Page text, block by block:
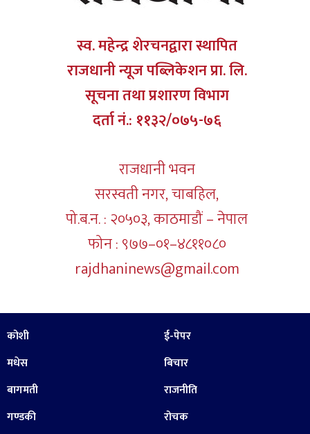
स्व. महेन्द्र शेरचनद्वारा स्थापित
राजधानी न्यूज पब्लिकेशन प्रा. लि.
सूचना तथा प्रशारण विभाग
दर्ता नं.: ११३२/०७५-७६
राजधानी भवन
सरस्वती नगर, चाबहिल,
पो.ब.न. : २०५०३, काठमाडौं – नेपाल
फोन : ९७७–०१–४८११०८०
rajdhaninews@gmail.com
कोशी
मधेस
बागमती
गण्डकी
ई-पेपर
बिचार
राजनीति
रोचक